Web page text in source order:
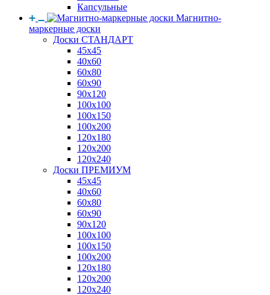
Капсульные
Магнитно-
маркерные доски
Доски СТАНДАРТ
45x45
40x60
60x80
60x90
90x120
100x100
100x150
100x200
120x180
120x200
120x240
Доски ПРЕМИУМ
45x45
40x60
60x80
60x90
90x120
100x100
100x150
100x200
120x180
120x200
120x240